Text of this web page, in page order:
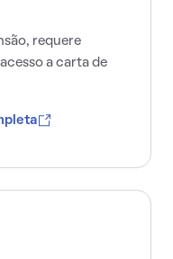
requere
a carta de